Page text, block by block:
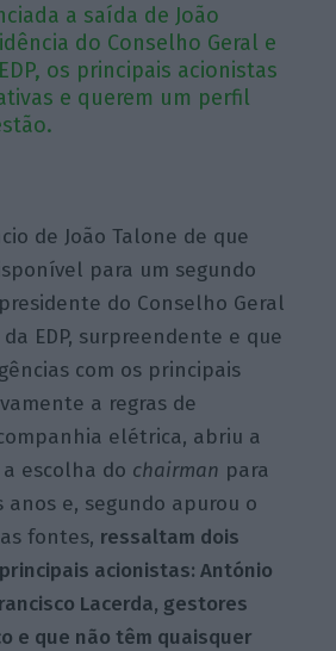
a saída de João
do Conselho Geral e
os principais acionistas
e querem um perfil
de João Talone de que
para um segundo
do Conselho Geral
EDP, surpreendente e que
com os principais
a regras de
elétrica, abriu a
escolha do chairman para
anos e, segundo apurou o
fontes, ressaltam dois
acionistas: António
Lacerda, gestores
e que não têm quaisquer